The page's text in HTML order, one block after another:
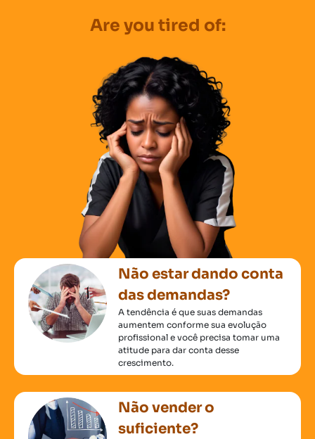
Are you tired of:
Não estar dando conta
das demandas?
A tendência é que suas demandas
aumentem conforme sua evolução
profissional e você precisa tomar uma
atitude para dar conta desse
crescimento.
Não vender o
suficiente?